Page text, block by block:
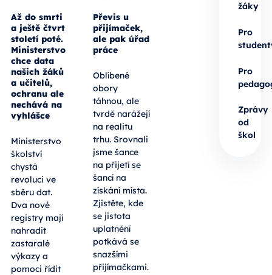
Až do smrti
a ještě čtvrt
století poté.
Ministerstvo
chce data
našich žáků
a učitelů,
ochranu ale
nechává na
vyhlášce
Ministerstvo
školství
chystá
revoluci ve
sběru dat.
Dva nové
registry mají
nahradit
zastaralé
výkazy a
pomoci řídit
Převis u
přijímaček,
ale pak úřad
práce
Oblíbené
obory
táhnou, ale
tvrdě narážejí
na realitu
trhu. Srovnali
jsme šance
na přijetí se
šancí na
získání místa.
Zjistěte, kde
se jistota
uplatnění
potkává se
snazšími
přijímačkami.
žáky
Pro
Pro
Zprávy
od
škol